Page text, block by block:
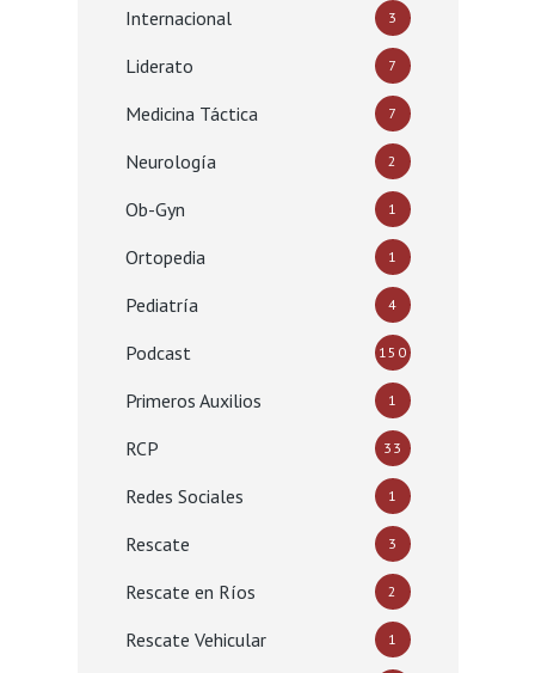
Internacional 3
Liderato 7
Medicina Táctica 7
Neurología 2
Ob-Gyn 1
Ortopedia 1
Pediatría 4
Podcast 150
Primeros Auxilios 1
RCP 33
Redes Sociales 1
Rescate 3
Rescate en Ríos 2
Rescate Vehicular 1